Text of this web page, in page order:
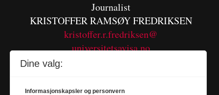
Journalist
KRISTOFFER RAMSØY FREDRIKSEN
kristoffer.r.fredriksen@
universitetsavisa.no
Dine valg:
Informasjonskapsler og personvern